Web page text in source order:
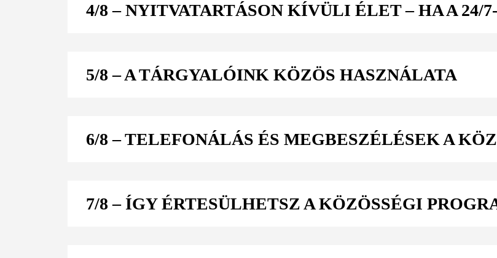
4/8 – NYITVATARTÁSON KÍVÜLI ÉLET – HA A 24/
5/8 – A TÁRGYALÓINK KÖZÖS HASZNÁLATA
6/8 – TELEFONÁLÁS ÉS MEGBESZÉLÉSEK A
7/8 – ÍGY ÉRTESÜLHETSZ A KÖZÖSSÉGI